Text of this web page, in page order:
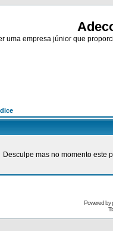
uma empresa júnior que
Desculpe mas no momento este
Powered by